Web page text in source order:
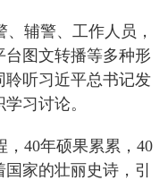
辅警、工作人员，
图文转播等多种形
听习近平总书记发
习讨论。
40年硕果累累，40
家的壮丽史诗，引